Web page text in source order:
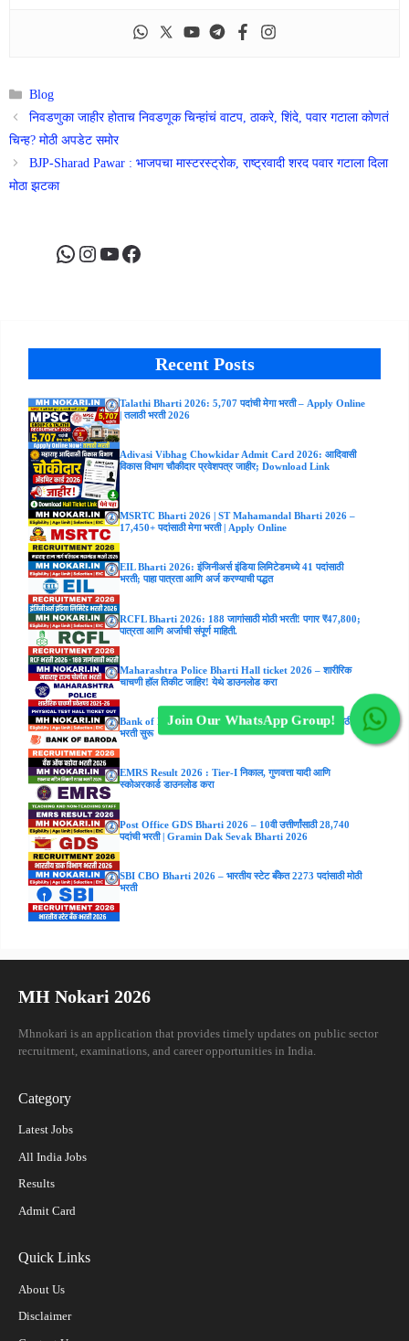
Categories
Blog
निवडणुका जाहीर होताच निवडणूक चिन्हांचं वाटप, ठाकरे, शिंदे, पवार गटाला कोणतं
चिन्ह? मोठी अपडेट समोर
BJP-Sharad Pawar : भाजपचा मास्टरस्ट्रोक, राष्ट्रवादी शरद पवार गटाला दिला
मोठा झटका
WhatsApp
Instagram
YouTube
Facebook
Recent Posts
Talathi Bharti 2026: 5,707 पदांची मेगा भरती – Apply Online
| तलाठी भरती 2026
Adivasi Vibhag Chowkidar Admit Card 2026: आदिवासी
विकास विभाग चौकीदार प्रवेशपत्र जाहीर; Download Link
MSRTC Bharti 2026 | ST Mahamandal Bharti 2026 –
17,450+ पदांसाठी मेगा भरती | Apply Online
EIL Bharti 2026: इंजिनीअर्स इंडिया लिमिटेडमध्ये 41 पदांसाठी
भरती; पाहा पात्रता आणि अर्ज करण्याची पद्धत
RCFL Bharti 2026: 188 जागांसाठी मोठी भरती! पगार ₹47,800;
पात्रता आणि अर्जाची संपूर्ण माहिती.
Maharashtra Police Bharti Hall ticket 2026 – शारीरिक
चाचणी हॉल तिकीट जाहिर! येथे डाउनलोड करा
Bank of Baroda Bharti 2026 : IT विभागातील 418 पदांसाठी
भरती सुरू
EMRS Result 2026 : Tier-I निकाल, गुणवत्ता यादी आणि
स्कोअरकार्ड डाउनलोड करा
Post Office GDS Bharti 2026 – 10वी उत्तीर्णांसाठी 28,740
पदांची भरती | Gramin Dak Sevak Bharti 2026
SBI CBO Bharti 2026 – भारतीय स्टेट बँकेत 2273 पदांसाठी मोठी
भरती
MH Nokari 2026
Mhnokari is an application that provides timely updates on public sector
recruitment, examinations, and career opportunities in India.
Category
Latest Jobs
All India Jobs
Results
Admit Card
Quick Links
About Us
Disclaimer
Join Our WhatsApp Group!